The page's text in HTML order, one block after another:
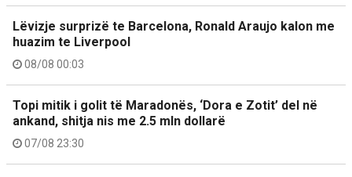
Lëvizje surprizë te Barcelona, Ronald Araujo kalon me
huazim te Liverpool
08/08 00:03
Topi mitik i golit të Maradonës, ‘Dora e Zotit’ del në
ankand, shitja nis me 2.5 mln dollarë
07/08 23:30